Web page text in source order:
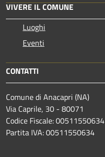
VIVERE IL COMUNE
Luoghi
Eventi
CONTATTI
Comune di Anacapri (NA)
Via Caprile, 30 - 80071
Codice Fiscale: 00511550634
Partita IVA: 00511550634